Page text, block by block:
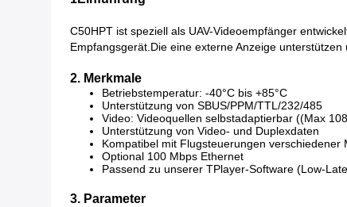
C50HPT ist speziell als UAV-Videoempfänger
Empfangsgerät.Die eine externe Anzeige unterstützen
2. Merkmale
Betriebstemperatur: -40°C bis +85°C
Unterstützung von SBUS/PPM/TTL/232/485
Video: Videoquellen selbstadaptierbar ((Max
Unterstützung von Video- und Duplexdaten
Kompatibel mit Flugsteuerungen verschiedener
Optional 100 Mbps Ethernet
Passend zu unserer TPlayer-Software (Low-
3. Parameter